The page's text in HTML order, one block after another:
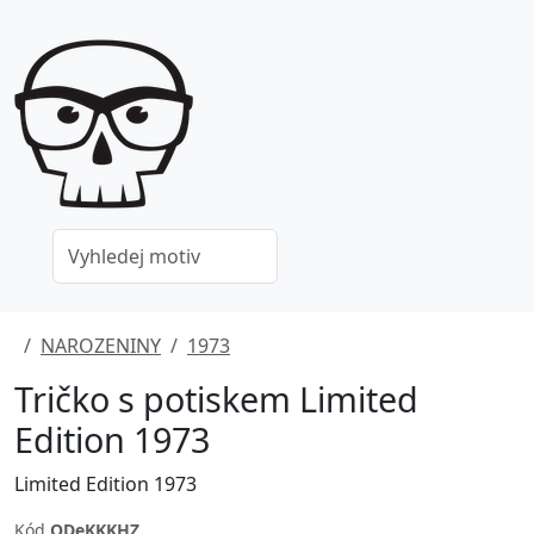
NAROZENINY 1973
Tričko s potiskem Limited
Edition 1973
Limited Edition 1973